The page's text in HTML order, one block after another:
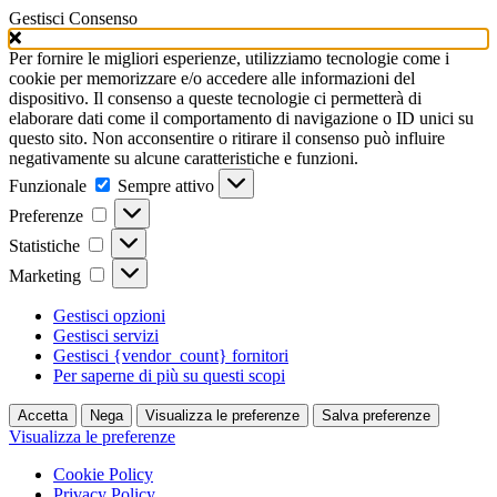
Gestisci Consenso
Per fornire le migliori esperienze, utilizziamo tecnologie come i
cookie per memorizzare e/o accedere alle informazioni del
dispositivo. Il consenso a queste tecnologie ci permetterà di
elaborare dati come il comportamento di navigazione o ID unici su
questo sito. Non acconsentire o ritirare il consenso può influire
negativamente su alcune caratteristiche e funzioni.
Funzionale
Funzionale
Sempre attivo
Preferenze
Preferenze
Statistiche Statistiche
Marketing Marketing
Gestisci opzioni
Gestisci servizi
Gestisci {vendor_count} fornitori
Per saperne di più su questi scopi
Accetta Nega Visualizza le preferenze Salva preferenze
Visualizza le preferenze
Cookie Policy